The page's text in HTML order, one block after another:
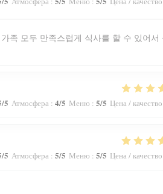
족 모두 만족스럽게 식사를 할 수 있어서
/5 Атмосфера : 4/5 Меню : 5/5 Цена / качество
/5 Атмосфера : 5/5 Меню : 5/5 Цена / качество